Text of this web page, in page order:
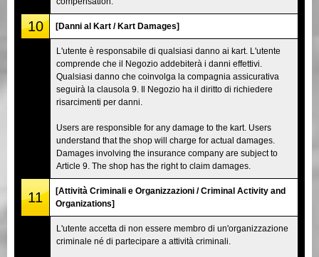
10 [Danni al Kart / Kart Damages]
L'utente è responsabile di qualsiasi danno ai kart. L'utente
comprende che il Negozio addebiterà i danni effettivi.
Qualsiasi danno che coinvolga la compagnia assicurativa
seguirà la clausola 9. Il Negozio ha il diritto di richiedere
risarcimenti per danni.
Users are responsible for any damage to the kart. Users
understand that the shop will charge for actual damages.
Damages involving the insurance company are subject to
Article 9. The shop has the right to claim damages.
11
[Attività Criminali e Organizzazioni / Criminal Activity and
Organizations]
L'utente accetta di non essere membro di un'organizzazione
criminale né di partecipare a attività criminali.